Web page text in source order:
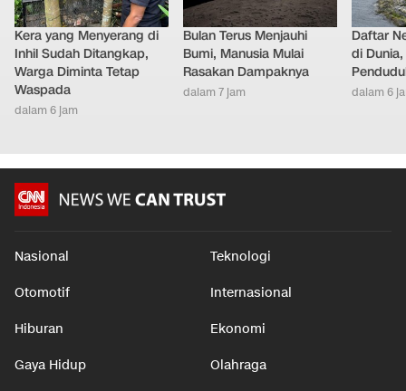
Kera yang Menyerang di
Inhil Sudah Ditangkap,
Warga Diminta Tetap
Waspada
dalam 6 jam
Bulan Terus Menjauhi
Bumi, Manusia Mulai
Rasakan Dampaknya
dalam 7 jam
Daftar
di
dalam 6
Nasional Teknologi
Otomotif Internasional
Hiburan Ekonomi
Gaya Hidup Olahraga